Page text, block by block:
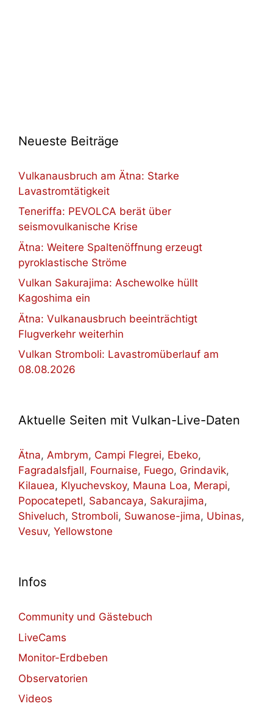
Neueste Beiträge
Vulkanausbruch am Ätna: Starke
Lavastromtätigkeit
Teneriffa: PEVOLCA berät über
seismovulkanische Krise
Ätna: Weitere Spaltenöffnung erzeugt
pyroklastische Ströme
Vulkan Sakurajima: Aschewolke hüllt
Kagoshima ein
Ätna: Vulkanausbruch beeinträchtigt
Flugverkehr weiterhin
Vulkan Stromboli: Lavastromüberlauf am
08.08.2026
Aktuelle Seiten mit Vulkan-Live-Daten
Ätna, Ambrym, Campi Flegrei, Ebeko,
Fagradalsfjall, Fournaise, Fuego, Grindavik,
Kilauea, Klyuchevskoy, Mauna Loa, Merapi,
Popocatepetl, Sabancaya, Sakurajima,
Shiveluch, Stromboli, Suwanose-jima, Ubinas,
Vesuv, Yellowstone
Infos
Community und Gästebuch
LiveCams
Monitor-Erdbeben
Observatorien
Videos